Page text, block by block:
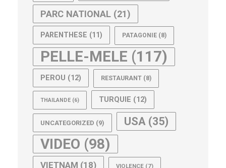
PARC NATIONAL (21)
PARENTHESE (11) PATAGONIE (8)
PELLE-MELE (117)
PEROU (12) RESTAURANT (8)
THAILANDE (6) TURQUIE (12)
UNCATEGORIZED (9) USA (35)
VIDEO (98)
VIETNAM (18) VIOLENCE (7)